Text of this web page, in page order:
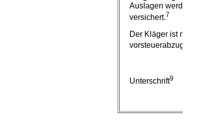
Auslagen werden
versichert.7
Der Kläger ist nicht
Unterschrift9